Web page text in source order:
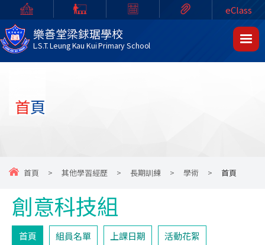
樂善堂梁銶琚學校
L.S.T. Leung Kau Kui Primary School
eClass
首頁
首頁 > 其他學習經歷 > 長期訓練 > 學術 > 首頁
創意科技組
首頁 組員名單 上課日期
活動花絮